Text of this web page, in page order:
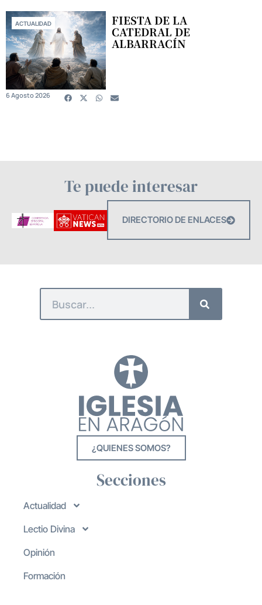
ACTUALIDAD FIESTA DE LA
CATEDRAL DE
ALBARRACÍN
6 Agosto 2026
Te puede interesar
DIRECTORIO DE ENLACES
¿QUIENES SOMOS?
Secciones
Actualidad
Lectio Divina
Opinión
Formación